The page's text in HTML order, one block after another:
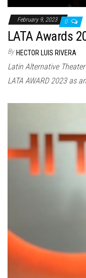
February 9, 2023 0
LATA Awards
By HECTOR LUIS RIVERA
Latin Alternative
LATA AWARD 2023 as